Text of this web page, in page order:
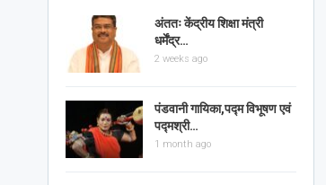
अंततः केंद्रीय शिक्षा मंत्री
धर्मेंद्र…
2 weeks ago
पंडवानी गायिका,पद्म विभूषण एवं
पद्मश्री…
1 month ago